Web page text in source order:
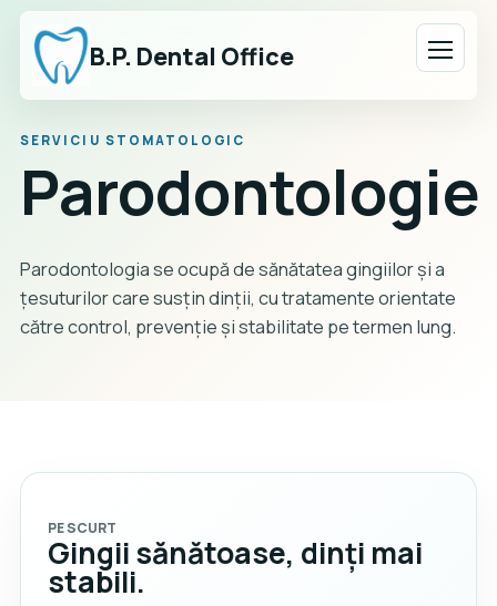
B.P. Dental Office
SERVICIU STOMATOLOGIC
Parodontologie
Parodontologia se ocupă de sănătatea gingiilor și a
țesuturilor care susțin dinții, cu tratamente orientate
către control, prevenție și stabilitate pe termen lung.
PE SCURT
Gingii sănătoase, dinți mai
stabili.